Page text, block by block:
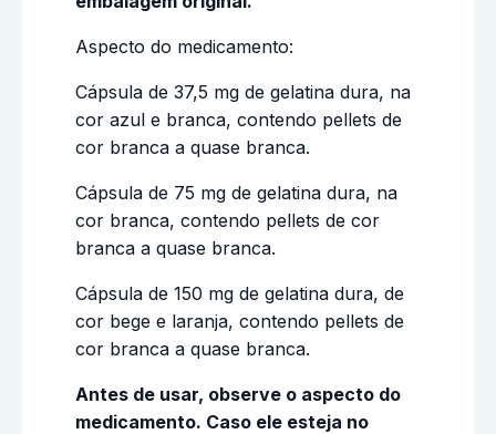
Aspecto do medicamento:
Cápsula de 37,5 mg de gelatina dura, na
cor azul e branca, contendo pellets de
cor branca a quase branca.
Cápsula de 75 mg de gelatina dura, na
cor branca, contendo pellets de cor
branca a quase branca.
Cápsula de 150 mg de gelatina dura, de
cor bege e laranja, contendo pellets de
cor branca a quase branca.
Antes de usar, observe o aspecto do
medicamento. Caso ele esteja no